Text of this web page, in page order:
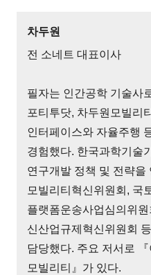
차두원
전 소네트 대표이사
필자는 인간공학 기술사
포티투닷, 차두원모빌리
인터페이스와 자율주행
경험했다. 한국과학기술
연구개발 정책 및 전략을
모빌리티혁신위원회, 국
플랫폼운송사업심의위
신산업규제혁신위원회
담당했다. 주요 저서로
모빌리티』가 있다.